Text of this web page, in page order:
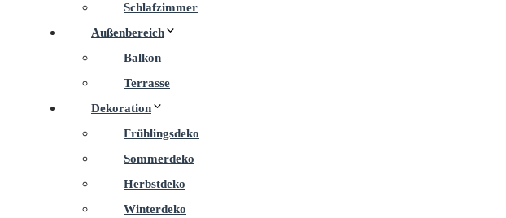
Schlafzimmer
Außenbereich
Balkon
Terrasse
Dekoration
Frühlingsdeko
Sommerdeko
Herbstdeko
Winterdeko